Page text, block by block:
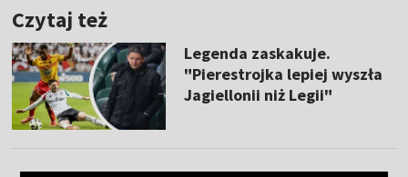
Czytaj też
Legenda zaskakuje.
"Pierestrojka lepiej wyszła
Jagiellonii niż Legii"